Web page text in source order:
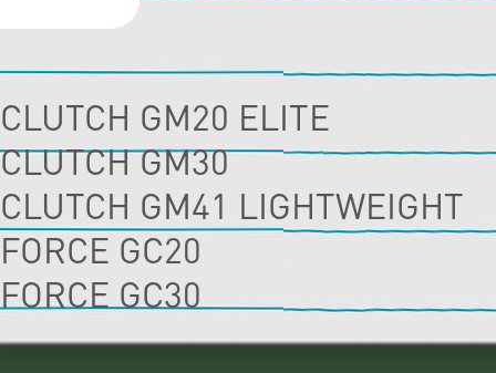
CLUTCH GM20 ELITE
CLUTCH GM30
CLUTCH GM41 LIGHTWEIGHT
FORCE GC20
FORCE GC30